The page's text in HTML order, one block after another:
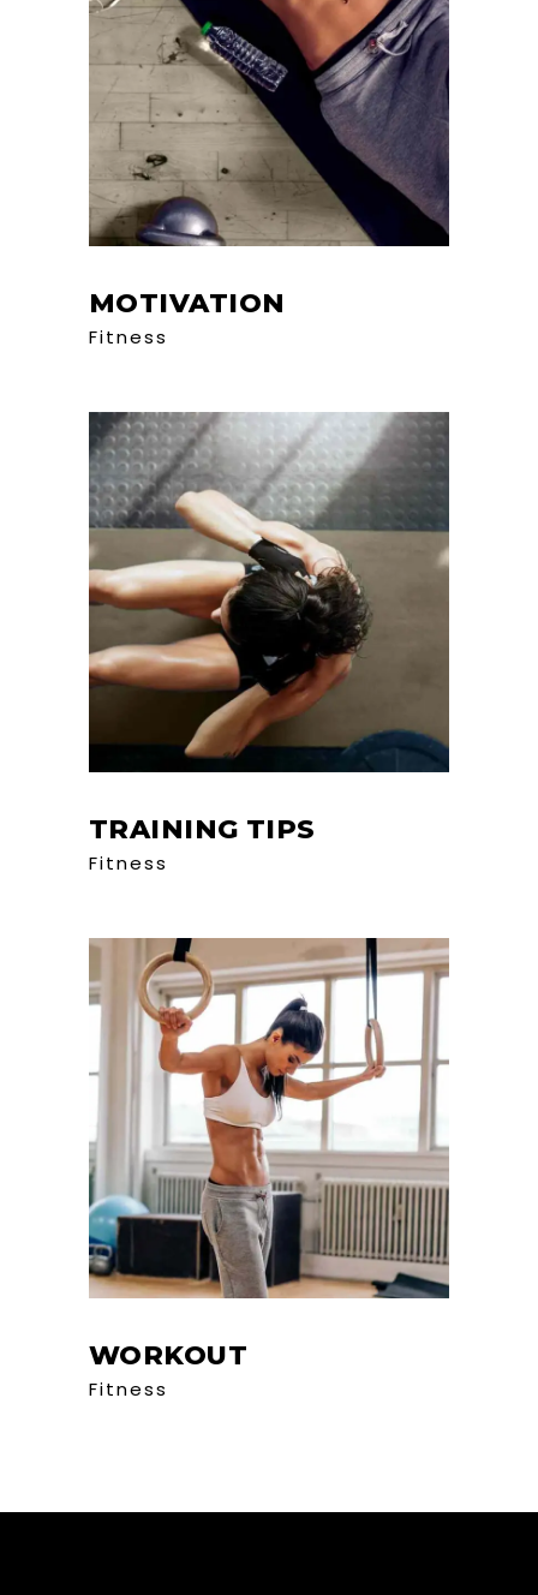
MOTIVATION
Fitness
TRAINING TIPS
Fitness
WORKOUT
Fitness